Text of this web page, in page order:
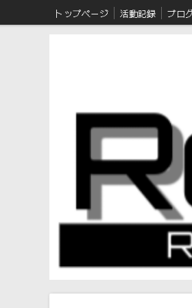
トップページ 活動記録 ブロ